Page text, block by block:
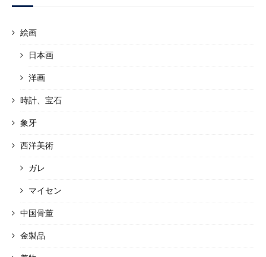
絵画
日本画
洋画
時計、宝石
象牙
西洋美術
ガレ
マイセン
中国骨董
金製品